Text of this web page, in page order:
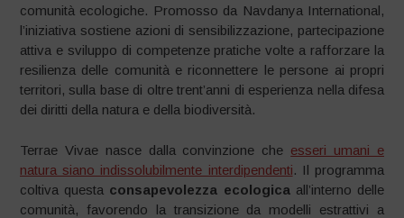
comunità ecologiche. Promosso da Navdanya International,
l’iniziativa sostiene azioni di sensibilizzazione, partecipazione
attiva e sviluppo di competenze pratiche volte a rafforzare la
resilienza delle comunità e riconnettere le persone ai propri
territori, sulla base di oltre trent’anni di esperienza nella difesa
dei diritti della natura e della biodiversità.
Terrae Vivae nasce dalla convinzione che esseri umani e
natura siano indissolubilmente interdipendenti. Il programma
coltiva questa consapevolezza ecologicaall’interno delle
comunità, favorendo la transizione da modelli estrattivi a